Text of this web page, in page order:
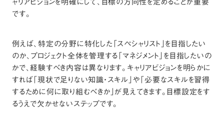
です。
例えば、特定の分野に特化した「スペシャリスト」を目指したい
のか、プロジェクト全体を管理する「マネジメント」を目指したいの
かで、経験すべき内容は異なります。キャリアビジョンを明らかに
すれば「現状で足りない知識・スキル」や「必要なスキルを習得
するために何に取り組むべきか」が見えてきます。目標設定をす
るうえで欠かせないステップです。